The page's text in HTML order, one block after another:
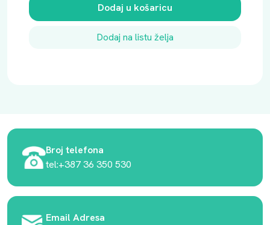
Dodaj u košaricu
Dodaj na listu želja
Broj telefona
tel:+387 36 350 530
Email Adresa